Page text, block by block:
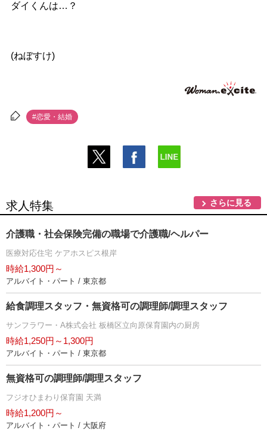
ダイくんは…？
(ねぼすけ)
#恋愛・結婚
求人特集 さらに見る
介護職・社会保険完備の職場で介護職/ヘルパー
医療対応住宅 ケアホスピス根岸
時給1,300円～
アルバイト・パート / 東京都
給食調理スタッフ・無資格可の調理師/調理スタッフ
サンフラワー・A株式会社 板橋区立向原保育園内の厨房
時給1,250円～1,300円
アルバイト・パート / 東京都
無資格可の調理師/調理スタッフ
フジオひまわり保育園 天満
時給1,200円～
アルバイト・パート / 大阪府